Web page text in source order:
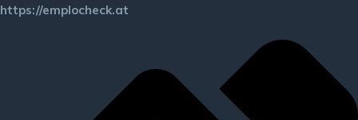
https://emplocheck.at